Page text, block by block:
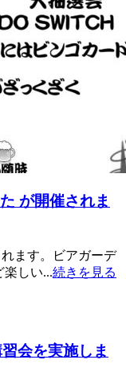
が開催されま
ます。ビアガーデ
楽しい...続きを見る
会を実施しま